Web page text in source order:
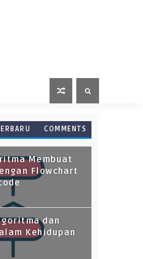
COMMENTS
Membuat
Flowchart
dan
Kehidupan